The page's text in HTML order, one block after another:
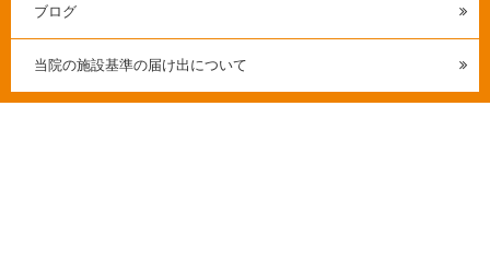
ブログ
当院の施設基準の届け出について